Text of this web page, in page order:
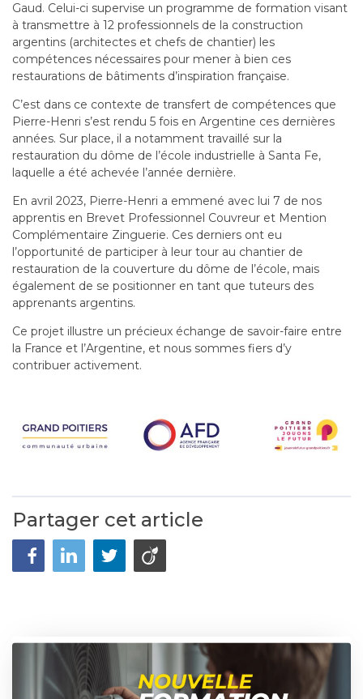
Gaud. Celui-ci supervise un programme de formation visant
à transmettre à 12 professionnels de la construction
argentins (architectes et chefs de chantier) les
compétences nécessaires pour mener à bien ces
restaurations de bâtiments d’inspiration française.
C’est dans ce contexte de transfert de compétences que
Pierre-Henri s’est rendu 5 fois en Argentine ces dernières
années. Sur place, il a notamment travaillé sur la
restauration du dôme de l’école industrielle à Santa Fe,
laquelle a été achevée l’année dernière.
En avril 2023, Pierre-Henri a emmené avec lui 7 de nos
apprentis en Brevet Professionnel Couvreur et Mention
Complémentaire Zinguerie. Ces derniers ont eu
l’opportunité de participer à leur tour au chantier de
restauration de la couverture du dôme de l’école, mais
également de se positionner en tant que tuteurs des
apprenants argentins.
Ce projet illustre un précieux échange de savoir-faire entre
la France et l’Argentine, et nous sommes fiers d’y
contribuer activement.
Partager cet article